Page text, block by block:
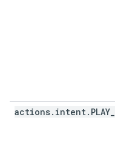
actions. intent . PLAY